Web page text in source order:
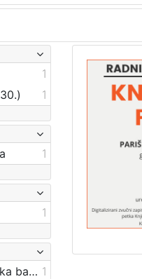
1
1
1
1
Digitalizirana zagrebačka baština 1